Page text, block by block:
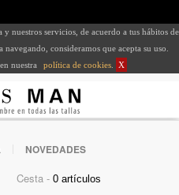
nuestros servicios, de acuerdo a tus hábitos de
consideramos que acepta su uso.
nuestra
política de cookies X
NOVEDADES
Cesta -